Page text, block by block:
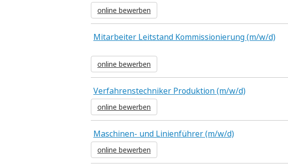
online bewerben
Mitarbeiter Leitstand Kommissionierung (m/w/d)
online bewerben
Verfahrenstechniker Produktion (m/w/d)
online bewerben
Maschinen- und Linienführer (m/w/d)
online bewerben